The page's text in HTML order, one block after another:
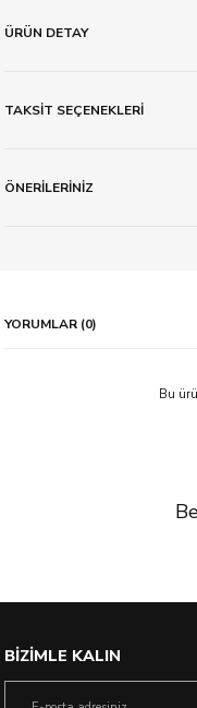
ÜRÜN DETAY
TAKSİT SEÇENEKLERİ
ÖNERİLERİNİZ
YORUMLAR (0)
Bu
BİZİMLE KALIN